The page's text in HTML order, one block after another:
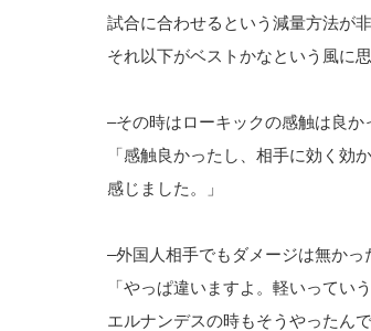
試合に合わせるという減量方法が
それ以下がベストかなという風に思
–その時はローキックの感触は良か
「感触良かったし、相手に効く効
感じました。」
–外国人相手でもダメージは無かっ
「やっぱ違いますよ。軽いってい
エルナンデスの時もそうやったん